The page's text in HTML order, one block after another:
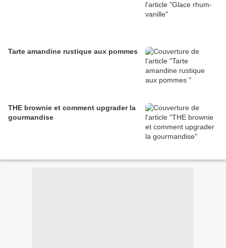
Tarte amandine rustique aux pommes
THE brownie et comment upgrader la
gourmandise